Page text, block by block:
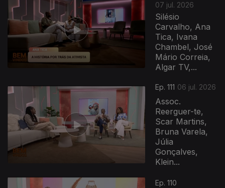
07 jul. 2026
Silésio
Carvalho, Ana
Tica, Ivana
Chambel, José
Mário Correia,
Algar TV,...
Ep. 111 06 jul. 2026
Assoc.
Reerguer-te,
Scar Martins,
Bruna Varela,
Júlia
Gonçalves,
Klein...
Ep. 110